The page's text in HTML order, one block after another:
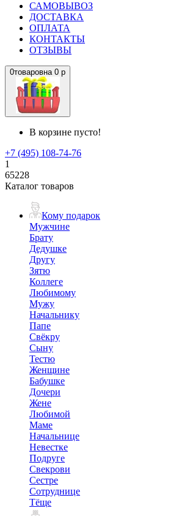
САМОВЫВОЗ
ДОСТАВКА
ОПЛАТА
КОНТАКТЫ
ОТЗЫВЫ
0товаровна 0 р
В корзине пусто!
+7 (495) 108-74-76
1
65228
Каталог товаров
Кому подарок
Мужчине
Брату
Дедушке
Другу
Зятю
Коллеге
Любимому
Мужу
Начальнику
Папе
Свёкру
Сыну
Тестю
Женщине
Бабушке
Дочери
Жене
Любимой
Маме
Начальнице
Невестке
Подруге
Свекрови
Сестре
Сотруднице
Тёще